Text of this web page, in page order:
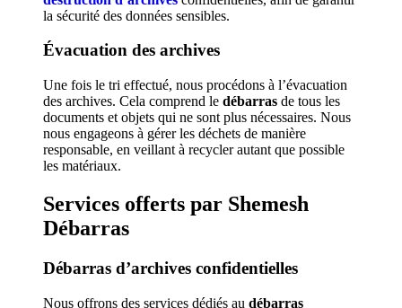
la sécurité des données sensibles.
Évacuation des archives
Une fois le tri effectué, nous procédons à l’évacuation
des archives. Cela comprend le débarras de tous les
documents et objets qui ne sont plus nécessaires. Nous
nous engageons à gérer les déchets de manière
responsable, en veillant à recycler autant que possible
les matériaux.
Services offerts par Shemesh
Débarras
Débarras d’archives confidentielles
Nous offrons des services dédiés au débarras